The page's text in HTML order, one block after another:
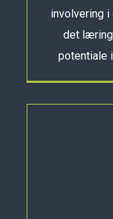
involvering
det
potentiale